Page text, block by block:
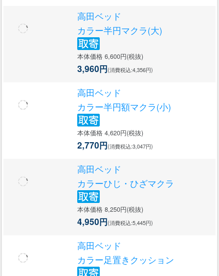
高田ベッド
カラー半円マクラ(大)
本体価格 6,600円(税抜)
3,960円(消費税込:4,356円)
高田ベッド
カラー半円額マクラ(小)
本体価格 4,620円(税抜)
2,770円(消費税込:3,047円)
高田ベッド
カラーひじ・ひざマクラ
本体価格 8,250円(税抜)
4,950円(消費税込:5,445円)
高田ベッド
カラー足置きクッション